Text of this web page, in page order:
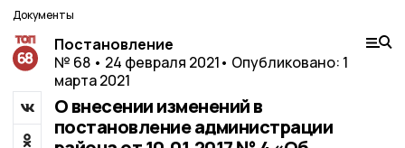
Документы
Постановление
№ 68 • 24 февраля 2021• Опубликовано: 1
марта 2021
О внесении изменений в
постановление администрации